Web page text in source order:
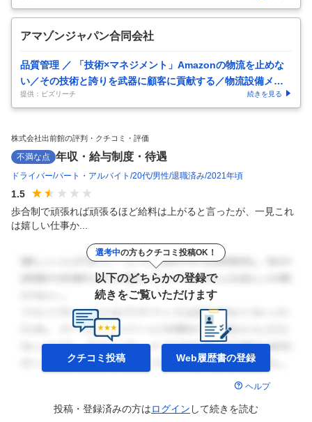
アマゾンジャパン合同会社
品質管理 ／ 「技術×マネジメント」Amazonの物流を止めな
い／その技術と誇りを武器に顧客に貢献する／物流設備メン
テナンスエリア
提供：ビズリーチ 続きを見る
株式会社出前館の評判・クチコミ・評価
不満な点 年収・給与制度・待遇
ドライバー パート・アルバイト 20代 男性 退職済み 2021年頃
1.5
歩合制で頑張れば頑張るほど給料は上がると言ったが、一見これ
は嬉しい仕事か...
選考中の方もクチコミ投稿OK！
以下のどちらかの登録で
続きをご覧いただけます
クチコミ投稿 Web履歴書の登録
ヘルプ
投稿・登録済みの方はログイン して続きを読む